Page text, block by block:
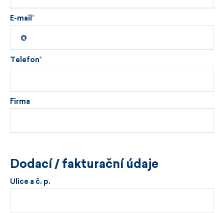
E-mail
Telefon
Firma
Dodací / fakturační údaje
Ulice a č. p.